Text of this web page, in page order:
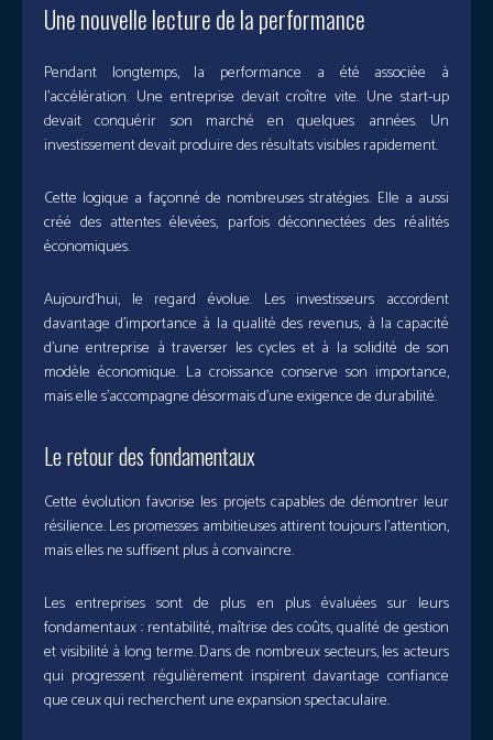
Une nouvelle lecture de la performance
Pendant longtemps, la performance a été associée à
l’accélération. Une entreprise devait croître vite. Une start-up
devait conquérir son marché en quelques années. Un
investissement devait produire des résultats visibles rapidement.
Cette logique a façonné de nombreuses stratégies. Elle a aussi
créé des attentes élevées, parfois déconnectées des réalités
économiques.
Aujourd’hui, le regard évolue. Les investisseurs accordent
davantage d’importance à la qualité des revenus, à la capacité
d’une entreprise à traverser les cycles et à la solidité de son
modèle économique. La croissance conserve son importance,
mais elle s’accompagne désormais d’une exigence de durabilité.
Le retour des fondamentaux
Cette évolution favorise les projets capables de démontrer leur
résilience. Les promesses ambitieuses attirent toujours l’attention,
mais elles ne suffisent plus à convaincre.
Les entreprises sont de plus en plus évaluées sur leurs
fondamentaux : rentabilité, maîtrise des coûts, qualité de gestion
et visibilité à long terme. Dans de nombreux secteurs, les acteurs
qui progressent régulièrement inspirent davantage confiance
que ceux qui recherchent une expansion spectaculaire.